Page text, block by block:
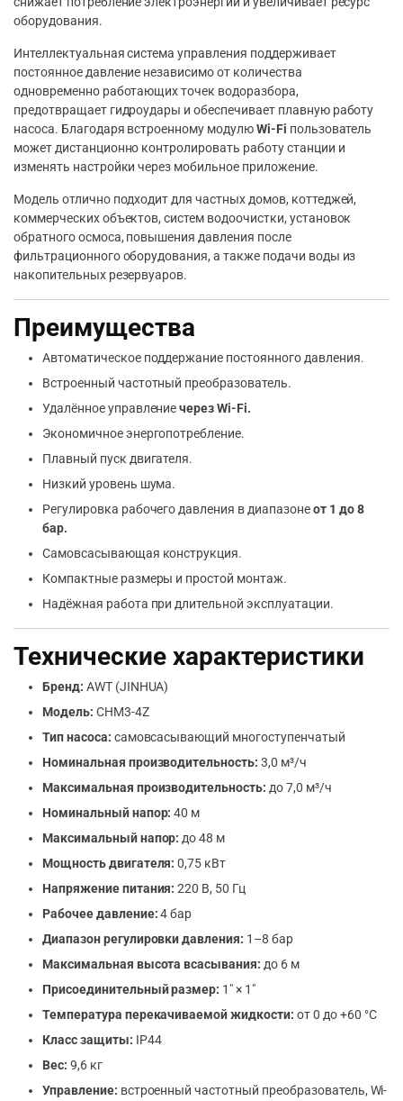
оборудования.
Интеллектуальная система управления поддерживает
постоянное давление независимо от количества
одновременно работающих точек водоразбора,
предотвращает гидроудары и обеспечивает плавную работу
насоса. Благодаря встроенному модулюWi-Fi пользователь
может дистанционно контролировать работу станции и
изменять настройки через мобильное приложение.
Модель отлично подходит для частных домов, коттеджей,
коммерческих объектов, систем водоочистки, установок
обратного осмоса, повышения давления после
фильтрационного оборудования, а также подачи воды из
накопительных резервуаров.
Преимущества
Автоматическое поддержание постоянного давления.
Встроенный частотный преобразователь.
Удалённое управлениечерез Wi-Fi.
Экономичное энергопотребление.
Плавный пуск двигателя.
Низкий уровень шума.
Регулировка рабочего давления в диапазонеот 1 до 8
бар.
Самовсасывающая конструкция.
Компактные размеры и простой монтаж.
Надёжная работа при длительной эксплуатации.
Технические характеристики
Бренд: AWT (JINHUA)
Модель: CHM3-4Z
Тип насоса: самовсасывающий многоступенчатый
Номинальная производительность: 3,0 м³/ч
Максимальная производительность: до 7,0 м³/ч
Номинальный напор: 40 м
Максимальный напор: до 48 м
Мощность двигателя: 0,75 кВт
Напряжение питания: 220 В, 50 Гц
Рабочее давление:4 бар
Диапазон регулировки давления: 1–8 бар
Максимальная высота всасывания: до 6 м
Присоединительный размер: 1″ × 1″
Температура перекачиваемой жидкости: от 0 до +60 °C
Класс защиты: IP44
Вес: 9,6 кг
Управление: встроенный частотный преобразователь, Wi-